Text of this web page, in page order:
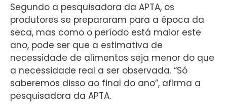
Segundo a pesquisadora da APTA, os
produtores se prepararam para a época da
seca, mas como o período está maior este
ano, pode ser que a estimativa de
necessidade de alimentos seja menor do que
a necessidade real a ser observada. “Só
saberemos disso ao final do ano”, afirma a
pesquisadora da APTA.